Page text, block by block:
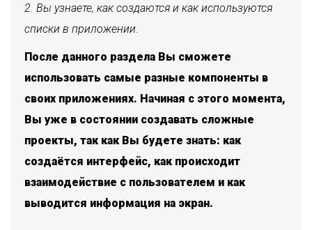
Вы узнаете, как создаются и как используются
списки в приложении.
После данного раздела Вы сможете
использовать самые разные компоненты в
своих приложениях. Начиная с этого момента,
Вы уже в состоянии создавать сложные
проекты, так как Вы будете знать: как
создаётся интерфейс, как происходит
взаимодействие с пользователем и как
выводится информация на экран.